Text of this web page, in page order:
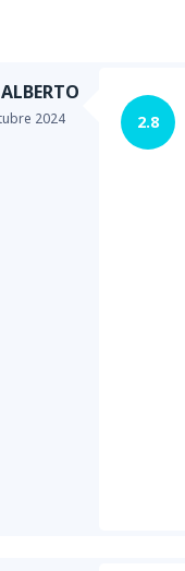
2024 2.8